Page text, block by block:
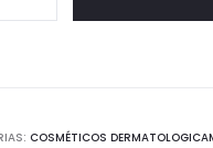
COSMÉTICOS